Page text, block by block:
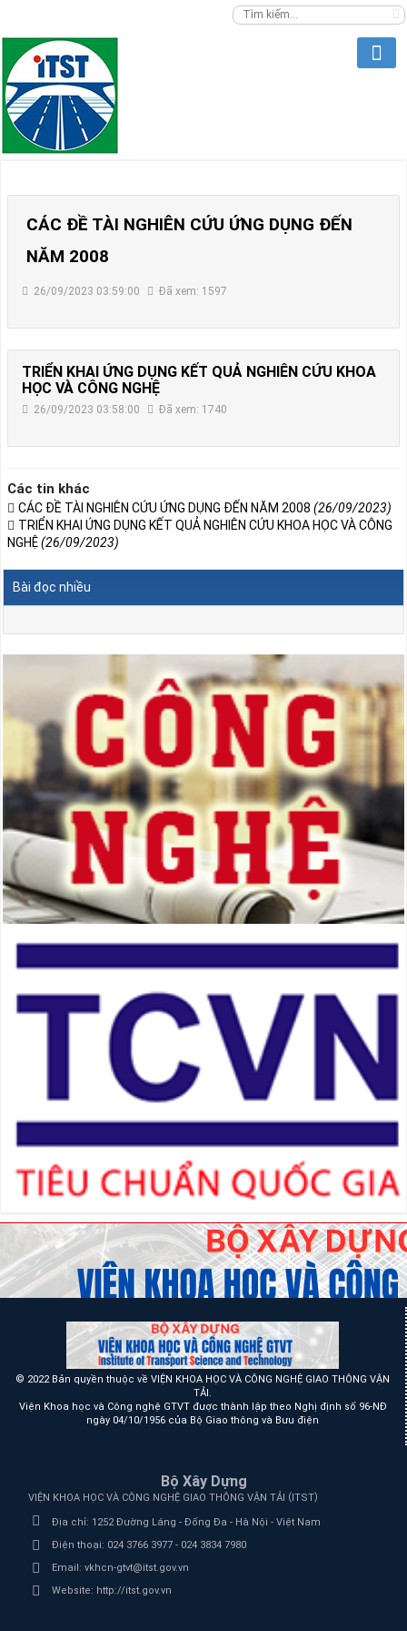
CÁC ĐỀ TÀI NGHIÊN CỨU ỨNG DỤNG ĐẾN
NĂM 2008
26/09/2023 03:59:00 Đã xem: 1597
TRIỂN KHAI ỨNG DỤNG KẾT QUẢ NGHIÊN CỨU KHOA
HỌC VÀ CÔNG NGHỆ
26/09/2023 03:58:00 Đã xem: 1740
Các tin khác
CÁC ĐỀ TÀI NGHIÊN CỨU ỨNG DỤNG ĐẾN NĂM 2008 (26/09/2023)
TRIỂN KHAI ỨNG DỤNG KẾT QUẢ NGHIÊN CỨU KHOA HỌC VÀ CÔNG
NGHỆ(26/09/2023)
Bài đọc nhiều
© 2022 Bản quyền thuộc về VIỆN KHOA HỌC VÀ CÔNG NGHỆ GIAO THÔNG VẬN
TẢI.
Viện Khoa học và Công nghệ GTVT được thành lập theo Nghị định số 96-NĐ
ngày 04/10/1956 của Bộ Giao thông và Bưu điện
Bộ Xây Dựng
VIỆN KHOA HỌC VÀ CÔNG NGHỆ GIAO THÔNG VẬN TẢI (ITST)
Địa chỉ: 1252 Đường Láng - Đống Đa - Hà Nội - Việt Nam
Điện thoại: 024 3766 3977 - 024 3834 7980
Email: vkhcn-gtvt@itst.gov.vn
Website: http://itst.gov.vn